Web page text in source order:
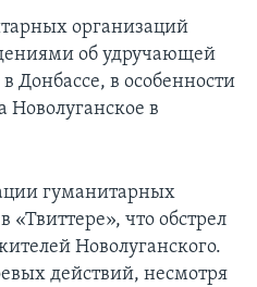
организаций
об удручающей
Донбассе, в особенности
Новолуганское в
гуманитарных
что обстрел
Новолуганского.
действий, несмотря